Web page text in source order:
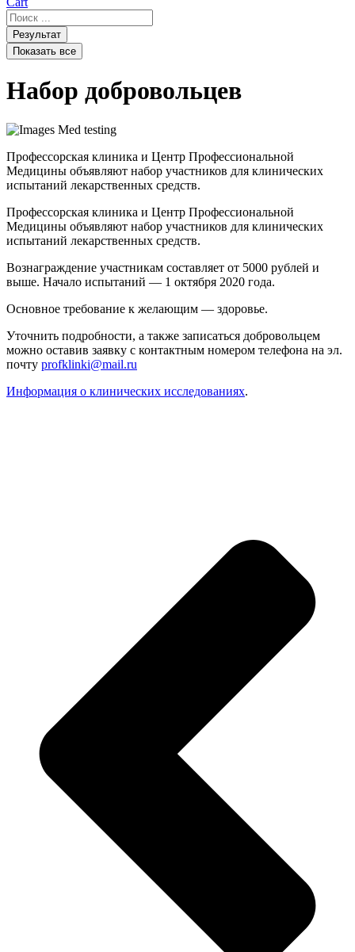
Search
...Результат
Показать все
Набор добровольцев
Профессорская клиника и Центр Профессиональной
Медицины объявляют набор участников для клинических
испытаний лекарственных средств.
Профессорская клиника и Центр Профессиональной
Медицины объявляют набор участников для клинических
испытаний лекарственных средств.
Вознаграждение участникам составляет от 5000 рублей и
выше. Начало испытаний — 1 октября 2020 года.
Основное требование к желающим — здоровье.
Уточнить подробности, а также записаться добровольцем
можно оставив заявку с контактным номером телефона на эл.
почту profklinki@mail.ru
Информация о клинических исследованиях.